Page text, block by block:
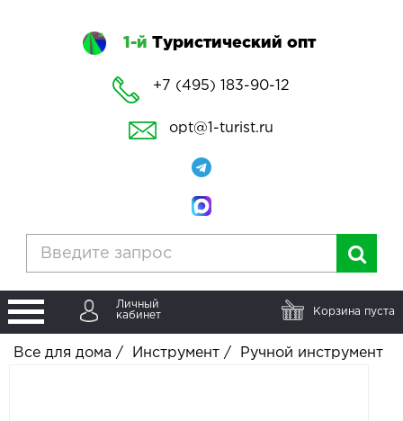
1-й Туристический опт
+7 (495) 183-90-12
opt@1-turist.ru
Личный
кабинет
Корзина пуста
Все для дома / Инструмент / Ручной инструмент